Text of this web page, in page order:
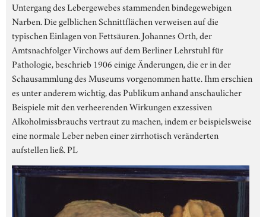
Untergang des Lebergewebes stammenden bindegewebigen
Narben. Die gelblichen Schnittflächen verweisen auf die
typischen Einlagen von Fettsäuren. Johannes Orth, der
Amtsnachfolger Virchows auf dem Berliner Lehrstuhl für
Pathologie, beschrieb 1906 einige Änderungen, die er in der
Schausammlung des Museums vorgenommen hatte. Ihm erschien
es unter anderem wichtig, das Publikum anhand anschaulicher
Beispiele mit den verheerenden Wirkungen exzessiven
Alkoholmissbrauchs vertraut zu machen, indem er beispielsweise
eine normale Leber neben einer zirrhotisch veränderten
aufstellen ließ. PL